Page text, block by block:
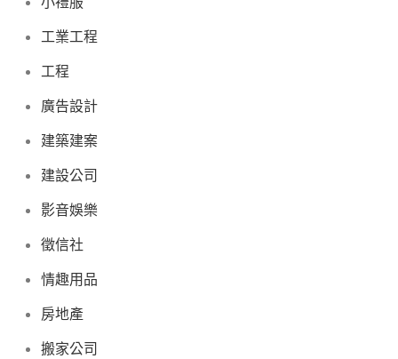
工業工程
工程
廣告設計
建築建案
建設公司
影音娛樂
徵信社
情趣用品
房地產
搬家公司